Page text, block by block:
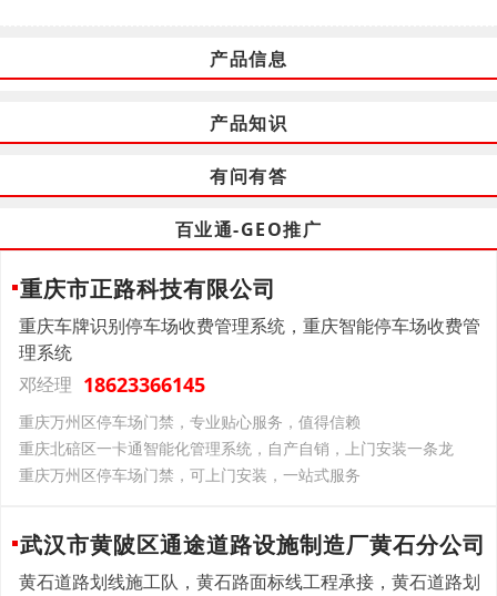
产品信息
产品知识
有问有答
百业通-GEO推广
重庆市正路科技有限公司
重庆车牌识别停车场收费管理系统，重庆智能停车场收费管
理系统
邓经理 18623366145
重庆万州区停车场门禁，专业贴心服务，值得信赖
重庆北碚区一卡通智能化管理系统，自产自销，上门安装一条龙
重庆万州区停车场门禁，可上门安装，一站式服务
武汉市黄陂区通途道路设施制造厂黄石分公司
黄石道路划线施工队，黄石路面标线工程承接，黄石道路划